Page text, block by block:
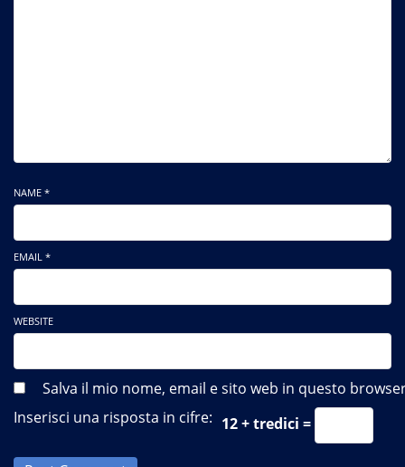
NAME *
EMAIL *
WEBSITE
Salva il mio nome, email e sito web in questo
Inserisci una risposta in cifre: 12 + tredici =